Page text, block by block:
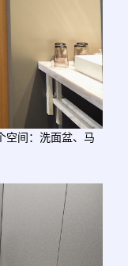
空间：洗面盆、马